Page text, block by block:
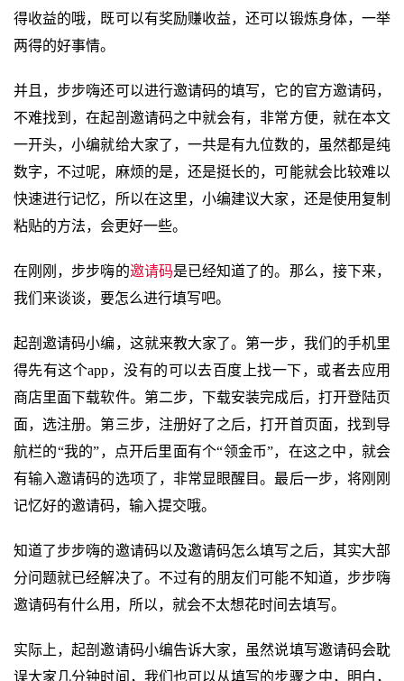
得收益的哦，既可以有奖励赚收益，还可以锻炼身体，一举
两得的好事情。
并且，步步嗨还可以进行邀请码的填写，它的官方邀请码，
不难找到，在起剖邀请码之中就会有，非常方便，就在本文
一开头，小编就给大家了，一共是有九位数的，虽然都是纯
数字，不过呢，麻烦的是，还是挺长的，可能就会比较难以
快速进行记忆，所以在这里，小编建议大家，还是使用复制
粘贴的方法，会更好一些。
在刚刚，步步嗨的邀请码是已经知道了的。那么，接下来，
我们来谈谈，要怎么进行填写吧。
起剖邀请码小编，这就来教大家了。第一步，我们的手机里
得先有这个app，没有的可以去百度上找一下，或者去应用
商店里面下载软件。第二步，下载安装完成后，打开登陆页
面，选注册。第三步，注册好了之后，打开首页面，找到导
航栏的“我的”，点开后里面有个“领金币”，在这之中，就会
有输入邀请码的选项了，非常显眼醒目。最后一步，将刚刚
记忆好的邀请码，输入提交哦。
知道了步步嗨的邀请码以及邀请码怎么填写之后，其实大部
分问题就已经解决了。不过有的朋友们可能不知道，步步嗨
邀请码有什么用，所以，就会不太想花时间去填写。
实际上，起剖邀请码小编告诉大家，虽然说填写邀请码会耽
误大家几分钟时间，我们也可以从填写的步骤之中，明白，